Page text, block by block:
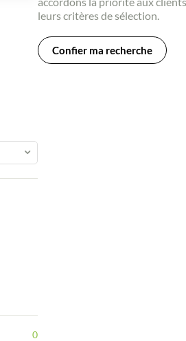
0
leurs critères de sélection.
Confier ma recherche